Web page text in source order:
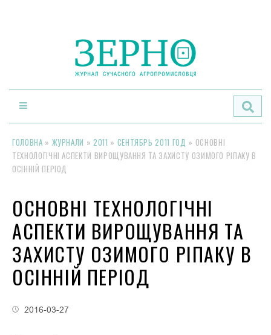
ГОЛОВНА » ЖУРНАЛИ »2011 » СЕНТЯБРЬ 2011 ГОД » ОСНОВНІ
ТЕХНОЛОГІЧНІ АСПЕКТИ ВИРОЩУВАННЯ ТА ЗАХИСТУ ОЗИМОГО РІПАКУ В
ОСІННІЙ ПЕРІОД
ОСНОВНІ ТЕХНОЛОГІЧНІ
АСПЕКТИ ВИРОЩУВАННЯ ТА
ЗАХИСТУ ОЗИМОГО РІПАКУ В
ОСІННІЙ ПЕРІОД
2016-03-27